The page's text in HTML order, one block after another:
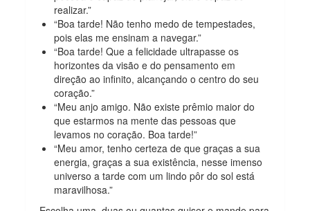
realizar.”
“Boa tarde! Não tenho medo de tempestades,
pois elas me ensinam a navegar.”
“Boa tarde! Que a felicidade ultrapasse os
horizontes da visão e do pensamento em
direção ao infinito, alcançando o centro do seu
coração.”
“Meu anjo amigo. Não existe prêmio maior do
que estarmos na mente das pessoas que
levamos no coração. Boa tarde!”
“Meu amor, tenho certeza de que graças a sua
energia, graças a sua existência, nesse imenso
universo a tarde com um lindo pôr do sol está
maravilhosa.”